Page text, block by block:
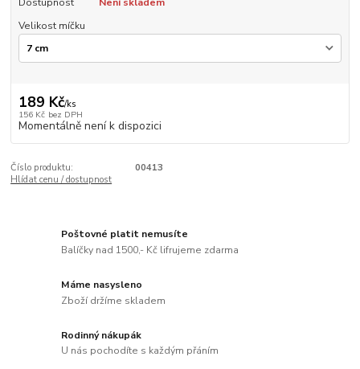
Dostupnost
Není skladem
Velikost míčku
189 Kč/ks
156 Kč bez DPH
Momentálně není k dispozici
Číslo produktu:
00413
Hlídat cenu / dostupnost
Poštovné platit nemusíte
Balíčky nad 1500,- Kč lifrujeme zdarma
Máme nasysleno
Zboží držíme skladem
Rodinný nákupák
U nás pochodíte s každým přáním